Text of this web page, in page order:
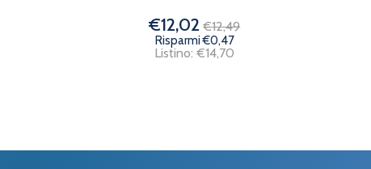
€12,02 €12,49
Risparmi €0,47
Listino: €14,70